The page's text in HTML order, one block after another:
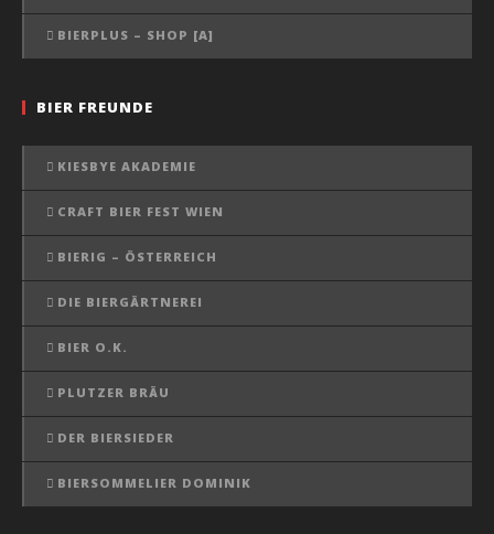
BIERPLUS – SHOP [A]
BIER FREUNDE
KIESBYE AKADEMIE
CRAFT BIER FEST WIEN
BIERIG – ÖSTERREICH
DIE BIERGÄRTNEREI
BIER O.K.
PLUTZER BRÄU
DER BIERSIEDER
BIERSOMMELIER DOMINIK